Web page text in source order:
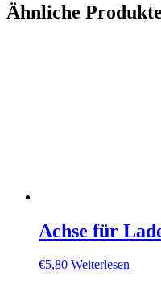
Ähnliche Produkte
Achse für
€5,80 Weiterlesen